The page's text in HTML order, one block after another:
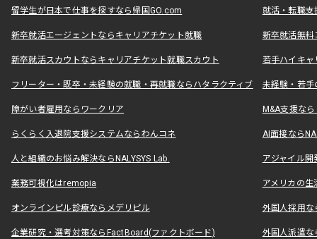
留学生が日本で仕事を探すなら帰国GO.com 就活・転職
新卒就活エージェントならキャリアチケット就職 新卒就活無料
新卒就活スカウトならキャリアチケット就職スカウト 若手ハイキ
フリーター・既卒・未経験の就職・再就職ならハタラクティブ 未経験・若手
障がい者雇用ならワークリア M&A支援な
らくらく入退院支援システムならわんコネ AI面接なら
人と組織のお悩み解決ならNALYSYS Lab. アジャイル
業務可視化はremopia アメリカの
オンラインピル診療ならメデリピル 外国人採用
企業研究・選考対策ならFactBoard(ファクトボード) 外国人派遣な